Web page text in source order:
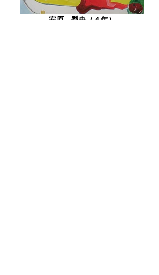
安原 梨央（４年）